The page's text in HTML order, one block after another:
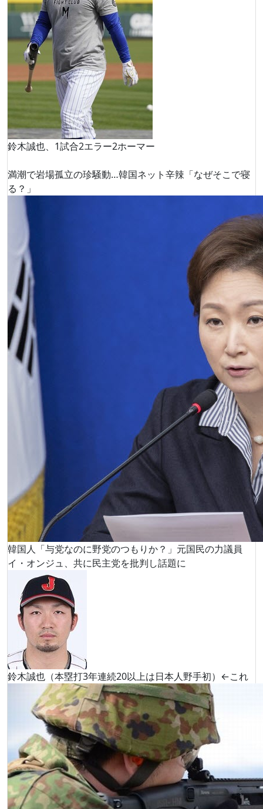
鈴木誠也、1試合2エラー2ホーマー
満潮で岩場孤立の珍騒動…韓国ネット辛辣「なぜそこで寝
る？」
韓国人「与党なのに野党のつもりか？」元国民の力議員
イ・オンジュ、共に民主党を批判し話題に
鈴木誠也（本塁打3年連続20以上は日本人野手初）←これ